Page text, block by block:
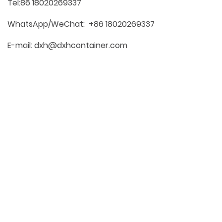
Tel:86 18020269337
WhatsApp/WeChat: +86 18020269337
E-mail: dxh@dxhcontainer.com